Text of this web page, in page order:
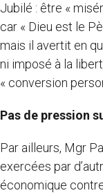
Jubilé : être «
car « Dieu est le
mais il avertit en
ni imposé à la
« conversion
Pas de pression
Par ailleurs, Mgr
exercées par
économique